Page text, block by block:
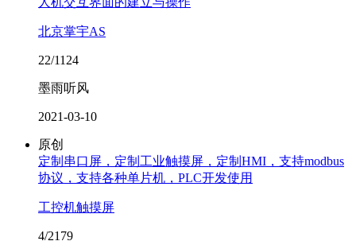
北京掌宇AS
22/1124
墨雨听风
2021-03-10
原创
定制串口屏，定制工业触摸屏，定制HMI，支持modbus
协议，支持各种单片机，PLC开发使用
工控机触摸屏
4/2179